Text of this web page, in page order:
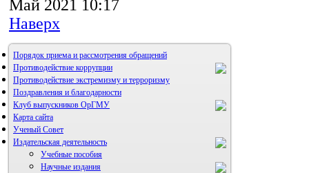
Май 2021 10:17
Наверх
Порядок приема и рассмотрения обращений
Противодействие коррупции
Противодействие экстремизму и терроризму
Поздравления и благодарности
Клуб выпускников ОрГМУ
Карта сайта
Ученый Совет
Издательская деятельность
Учебные пособия
Научные издания